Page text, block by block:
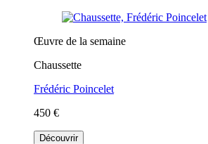
Œuvre de la semaine
Chaussette
Frédéric Poincelet
450 €
Découvrir